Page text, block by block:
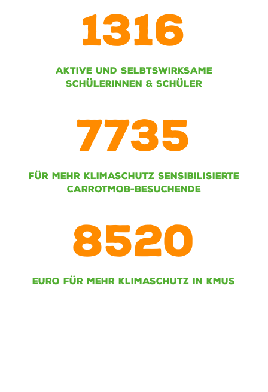
1316
AKTIVE UND SELBTSWIRKSAME
SCHÜLERINNEN & SCHÜLER
7735
FÜR MEHR KLIMASCHUTZ SENSIBILISIERTE
CARROTMOB-BESUCHENDE
8520
EURO FÜR MEHR KLIMASCHUTZ IN KMUS